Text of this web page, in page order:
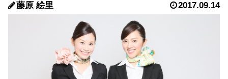
藤原 絵里 2017.09.14